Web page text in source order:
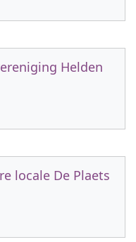
Helden
locale De Plaets